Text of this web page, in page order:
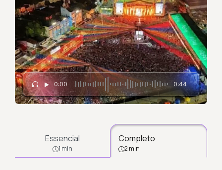
0:00 0:44
Essencial
1 min
Completo
2 min